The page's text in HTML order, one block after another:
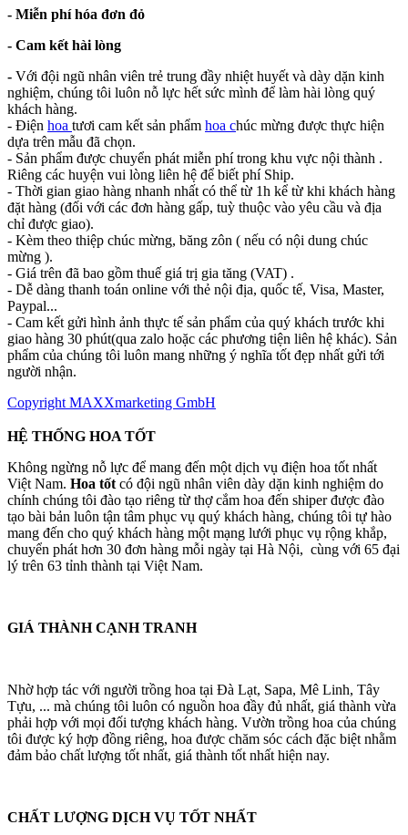
- Miễn phí hóa đơn đỏ
- Cam kết hài lòng
- Với đội ngũ nhân viên trẻ trung đầy nhiệt huyết và dày dặn kinh
nghiệm, chúng tôi luôn nỗ lực hết sức mình để làm hài lòng quý
khách hàng.
- Điện hoa tươi cam kết sản phẩm hoa chúc mừng được thực hiện
dựa trên mẫu đã chọn.
- Sản phẩm được chuyển phát miễn phí trong khu vực nội thành .
Riêng các huyện vui lòng liên hệ để biết phí Ship.
- Thời gian giao hàng nhanh nhất có thể từ 1h kể từ khi khách hàng
đặt hàng (đối với các đơn hàng gấp, tuỳ thuộc vào yêu cầu và địa
chỉ được giao).
- Kèm theo thiệp chúc mừng, băng zôn ( nếu có nội dung chúc
mừng ).
- Giá trên đã bao gồm thuế giá trị gia tăng (VAT) .
- Dễ dàng thanh toán online với thẻ nội địa, quốc tế, Visa, Master,
Paypal...
- Cam kết gửi hình ảnh thực tế sản phẩm của quý khách trước khi
giao hàng 30 phút(qua zalo hoặc các phương tiện liên hệ khác). Sản
phẩm của chúng tôi luôn mang những ý nghĩa tốt đẹp nhất gửi tới
người nhận.
Copyright MAXXmarketing GmbH
HỆ THỐNG HOA TỐT
Không ngừng nỗ lực để mang đến một dịch vụ điện hoa tốt nhất
Việt Nam. Hoa tốt có đội ngũ nhân viên dày dặn kinh nghiệm do
chính chúng tôi đào tạo riêng từ thợ cắm hoa đến shiper được đào
tạo bài bản luôn tận tâm phục vụ quý khách hàng, chúng tôi tự hào
mang đến cho quý khách hàng một mạng lưới phục vụ rộng khắp,
chuyển phát hơn 30 đơn hàng mỗi ngày tại Hà Nội, cùng với 65 đại
lý trên 63 tỉnh thành tại Việt Nam.
GIÁ THÀNH CẠNH TRANH
Nhờ hợp tác với người trồng hoa tại Đà Lạt, Sapa, Mê Linh, Tây
Tựu, ... mà chúng tôi luôn có nguồn hoa đầy đủ nhất, giá thành vừa
phải hợp với mọi đối tượng khách hàng. Vườn trồng hoa của chúng
tôi được ký hợp đồng riêng, hoa được chăm sóc cách đặc biệt nhằm
đảm bảo chất lượng tốt nhất, giá thành tốt nhất hiện nay.
CHẤT LƯỢNG DỊCH VỤ TỐT NHẤT